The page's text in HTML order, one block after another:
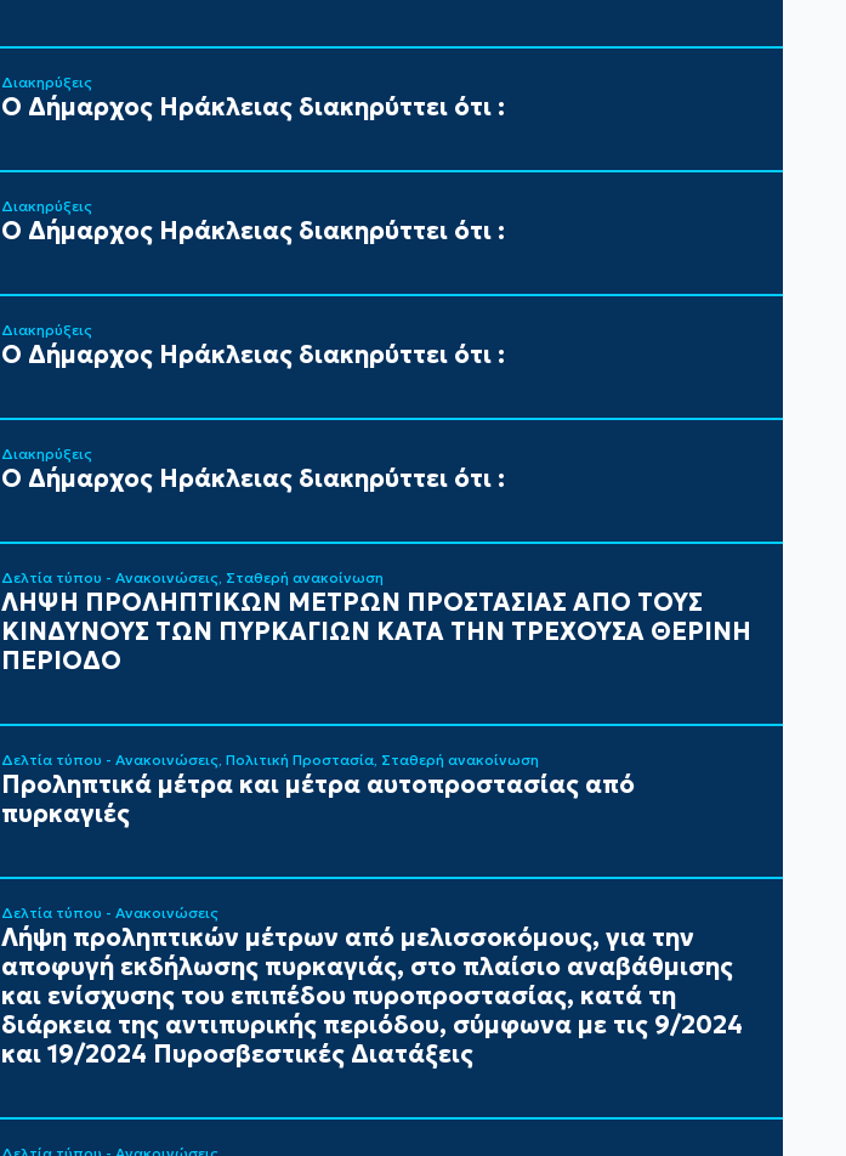
Διακηρύξεις
Ο Δήμαρχος Ηράκλειας διακηρύττει ότι :
Διακηρύξεις
Ο Δήμαρχος Ηράκλειας διακηρύττει ότι :
Διακηρύξεις
Ο Δήμαρχος Ηράκλειας διακηρύττει ότι :
Διακηρύξεις
Ο Δήμαρχος Ηράκλειας διακηρύττει ότι :
Δελτία τύπου - Ανακοινώσεις Σταθερή ανακοίνωση
ΛΗΨΗ ΠΡΟΛΗΠΤΙΚΩΝ ΜΕΤΡΩΝ ΠΡΟΣΤΑΣΙΑΣ ΑΠΟ ΤΟΥΣ
ΚΙΝΔΥΝΟΥΣ ΤΩΝ ΠΥΡΚΑΓΙΩΝ ΚΑΤΑ ΤΗΝ ΤΡΕΧΟΥΣΑ ΘΕΡΙΝΗ
ΠΕΡΙΟΔΟ
Δελτία τύπου - Ανακοινώσεις Πολιτική Προστασία Σταθερή ανακοίνωση
Προληπτικά μέτρα και μέτρα αυτοπροστασίας από
πυρκαγιές
Δελτία τύπου - Ανακοινώσεις
Λήψη προληπτικών μέτρων από μελισσοκόμους, για την
αποφυγή εκδήλωσης πυρκαγιάς, στο πλαίσιο αναβάθμισης
και ενίσχυσης του επιπέδου πυροπροστασίας, κατά τη
διάρκεια της αντιπυρικής περιόδου, σύμφωνα με τις 9/2024
και 19/2024 Πυροσβεστικές Διατάξεις